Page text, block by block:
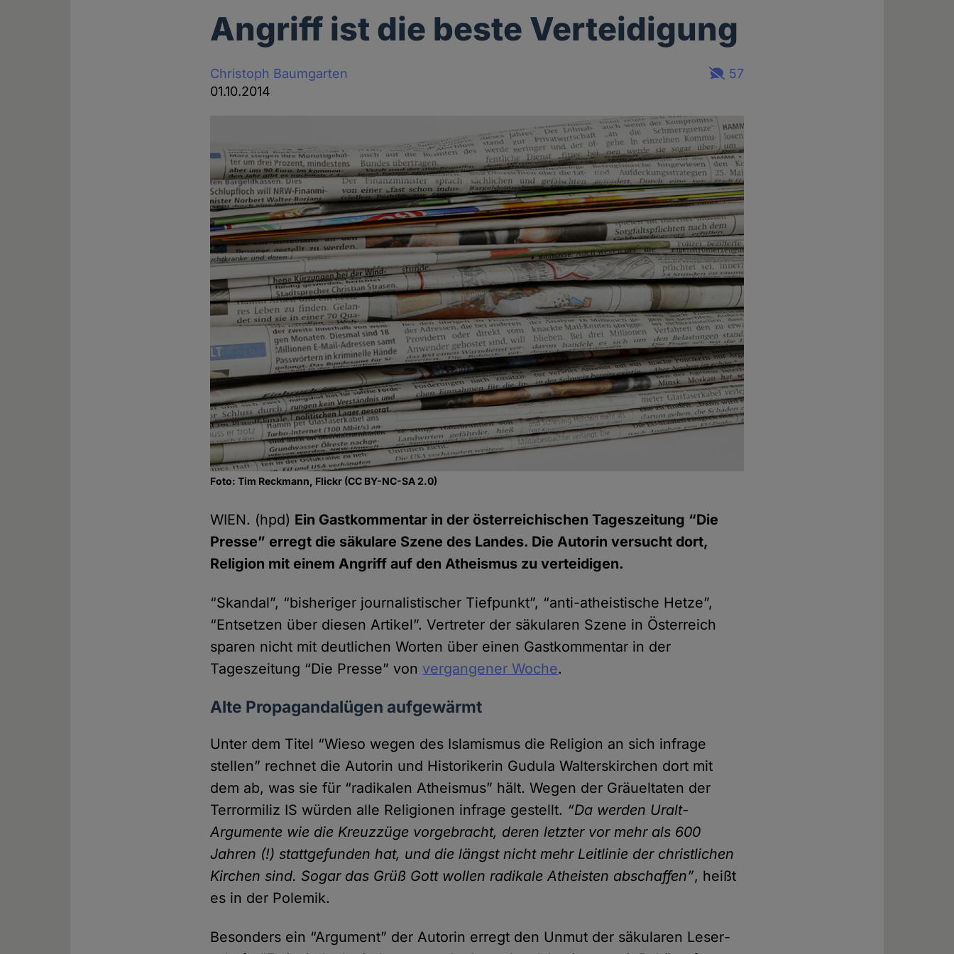
Angriff ist die beste Verteidigung
Christoph Baumgarten
01.10.2014
57
Foto: Tim Reckmann, Flickr (CC BY-NC-SA 2.0)
WIEN. (hpd) Ein Gastkommentar in der österreichischen Tageszeitung “Die
Presse” erregt die säkulare Szene des Landes. Die Autorin versucht dort,
Religion mit einem Angriff auf den Atheismus zu verteidigen.
“Skandal”, “bisheriger journalistischer Tiefpunkt”, “anti-atheistische Hetze”,
“Entsetzen über diesen Artikel”. Vertreter der säkularen Szene in Österreich
sparen nicht mit deutlichen Worten über einen Gastkommentar in der
Tageszeitung “Die Presse” von vergangener Woche.
Alte Propagandalügen aufgewärmt
Unter dem Titel “Wieso wegen des Islamismus die Religion an sich infrage
stellen” rechnet die Autorin und Historikerin Gudula Walterskirchen dort mit
dem ab, was sie für “radikalen Atheismus” hält. Wegen der Gräuel­taten der
Terrormiliz IS würden alle Religionen infrage gestellt. “Da werden Uralt-
Argumente wie die Kreuz­züge vorge­bracht, deren letzter vor mehr als 600
Jahren (!) statt­gefunden hat, und die längst nicht mehr Leit­linie der christlichen
Kirchen sind. Sogar das Grüß Gott wollen radikale Atheisten abschaffen”, heißt
es in der Polemik.
Besonders ein “Argument” der Autorin erregt den Unmut der säkularen Leser­